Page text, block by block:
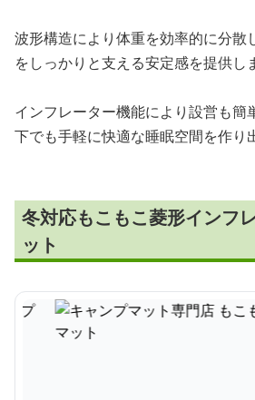
波形構造により体重を効率的に分散
をしっかりと支える安定感を提供し
インフレーター機能により設営も簡
下でも手軽に快適な睡眠空間を作り
冬対応もこもこ菱形インフ
ット